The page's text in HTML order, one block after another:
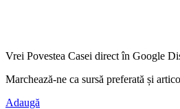
Vrei Povestea Casei direct în Google
Marchează-ne ca sursă preferată și
Adaugă